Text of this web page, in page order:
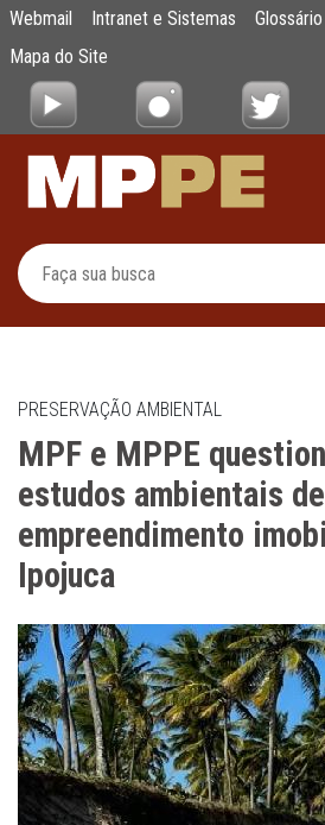
Pular para o Conteúdo principal
MPF e MPPE
Webmail Intranet e Sistemas Glossário
Mapa do Site
PRESERVAÇÃO AMBIENTAL
MPF e MPPE
estudos ambientais de
empreendimento
Ipojuca